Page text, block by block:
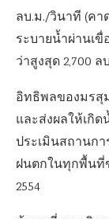
ลบ.ม./วินาที (คา
ระบายน้ำผ่านเขื่
ว่าสูงสุด 2,700
อิทธิพลของมรสุ
และส่งผลให้เกิ
ประเมินสถานก
ฝนตกในทุกพื้นที่
2554